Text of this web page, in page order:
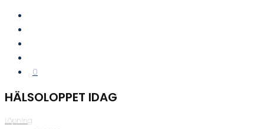
0
HÄLSOLOPPET IDAG
Löpning